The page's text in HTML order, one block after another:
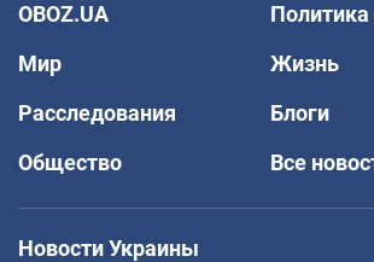
OBOZ.UA
Политика
Мир
Жизнь
Расследования
Блоги
Общество
Все
Новости Украины